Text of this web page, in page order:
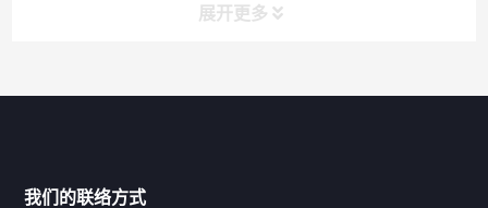
展开更多
我们的联络方式